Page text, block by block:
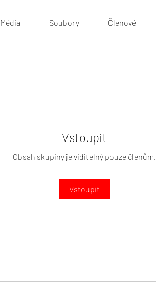
Média Soubory Členové
Vstoupit
Obsah skupiny je viditelný pouze členům.
Vstoupit